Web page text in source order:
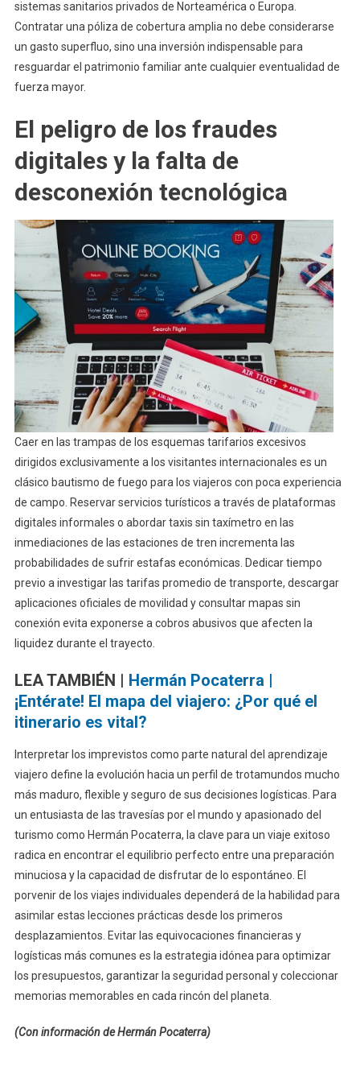
sistemas sanitarios privados de Norteamérica o Europa.
Contratar una póliza de cobertura amplia no debe considerarse
un gasto superfluo, sino una inversión indispensable para
resguardar el patrimonio familiar ante cualquier eventualidad de
fuerza mayor.
El peligro de los fraudes
digitales y la falta de
desconexión tecnológica
Caer en las trampas de los esquemas tarifarios excesivos
dirigidos exclusivamente a los visitantes internacionales es un
clásico bautismo de fuego para los viajeros con poca experiencia
de campo. Reservar servicios turísticos a través de plataformas
digitales informales o abordar taxis sin taxímetro en las
inmediaciones de las estaciones de tren incrementa las
probabilidades de sufrir estafas económicas. Dedicar tiempo
previo a investigar las tarifas promedio de transporte, descargar
aplicaciones oficiales de movilidad y consultar mapas sin
conexión evita exponerse a cobros abusivos que afecten la
liquidez durante el trayecto.
LEA TAMBIÉN | Hermán Pocaterra |
¡Entérate! El mapa del viajero: ¿Por qué el
itinerario es vital?
Interpretar los imprevistos como parte natural del aprendizaje
viajero define la evolución hacia un perfil de trotamundos mucho
más maduro, flexible y seguro de sus decisiones logísticas. Para
un entusiasta de las travesías por el mundo y apasionado del
turismo como Hermán Pocaterra, la clave para un viaje exitoso
radica en encontrar el equilibrio perfecto entre una preparación
minuciosa y la capacidad de disfrutar de lo espontáneo. El
porvenir de los viajes individuales dependerá de la habilidad para
asimilar estas lecciones prácticas desde los primeros
desplazamientos. Evitar las equivocaciones financieras y
logísticas más comunes es la estrategia idónea para optimizar
los presupuestos, garantizar la seguridad personal y coleccionar
memorias memorables en cada rincón del planeta.
(Con información de Hermán Pocaterra)